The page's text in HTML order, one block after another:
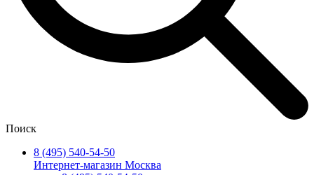
Поиск
8 (495) 540-54-50
Интернет-магазин Москва